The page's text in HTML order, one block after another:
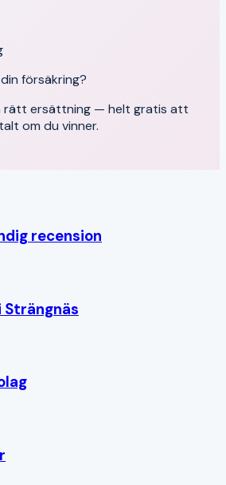
försäkring?
rätt ersättning — helt gratis att
om du vinner.
recension
Strängnäs